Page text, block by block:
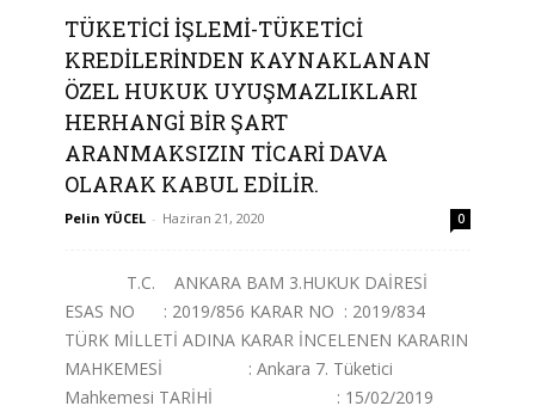
ESAS NO : 2019/2556 KARAR NO : 2019/2435
TÜRK MİLLETİ ADINA KARAR
İNCELENEN KARARIN MAHKEMESİ ...
Devamını Oku
TÜKETİCİ İŞLEMİ-TÜKETİCİ
KREDİLERİNDEN KAYNAKLANAN
ÖZEL HUKUK UYUŞMAZLIKLARI
HERHANGİ BİR ŞART
ARANMAKSIZIN TİCARİ DAVA
OLARAK KABUL EDİLİR.
Pelin YÜCEL - Haziran 21, 2020 0
T.C. ANKARA BAM 3.HUKUK DAİRESİ
ESAS NO : 2019/856 KARAR NO : 2019/834
TÜRK MİLLETİ ADINA KARAR İNCELENEN KARARIN
MAHKEMESİ : Ankara 7. Tüketici
Mahkemesi TARİHİ : 15/02/2019